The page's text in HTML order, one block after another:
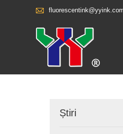

Știri